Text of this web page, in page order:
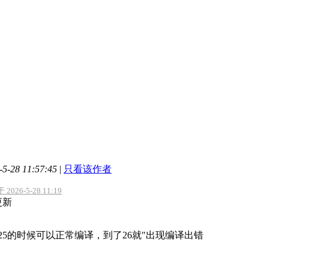
28 11:57:45 | 只看该作者
2026-5-28 11:19
新
的时候可以正常编译，到了26就"出现编译出错